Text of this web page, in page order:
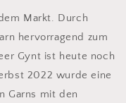
Markt. Durch
hervorragend zum
Gynt ist heute noch
2022 wurde eine
Garns mit den